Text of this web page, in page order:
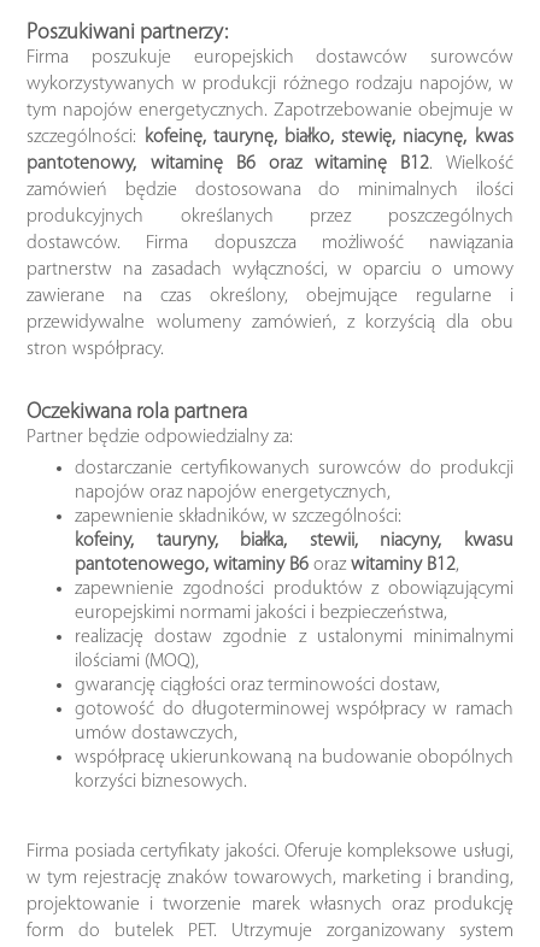
Poszukiwani partnerzy:
Firma poszukuje europejskich dostawców surowców
wykorzystywanych w produkcji różnego rodzaju napojów, w
tym napojów energetycznych. Zapotrzebowanie obejmuje w
szczególności: kofeinę, taurynę, białko, stewię, niacynę, kwas
pantotenowy, witaminę B6 oraz witaminę B12. Wielkość
zamówień będzie dostosowana do minimalnych ilości
produkcyjnych określanych przez poszczególnych
dostawców. Firma dopuszcza możliwość nawiązania
partnerstw na zasadach wyłączności, w oparciu o umowy
zawierane na czas określony, obejmujące regularne i
przewidywalne wolumeny zamówień, z korzyścią dla obu
stron współpracy.
Oczekiwana rola partnera
Partner będzie odpowiedzialny za:
dostarczanie certyfikowanych surowców do produkcji
napojów oraz napojów energetycznych,
zapewnienie składników, w szczególności:
kofeiny, tauryny, białka, stewii, niacyny, kwasu
pantotenowego, witaminy B6 orazwitaminy B12,
zapewnienie zgodności produktów z obowiązującymi
europejskimi normami jakości i bezpieczeństwa,
realizację dostaw zgodnie z ustalonymi minimalnymi
ilościami (MOQ),
gwarancję ciągłości oraz terminowości dostaw,
gotowość do długoterminowej współpracy w ramach
umów dostawczych,
współpracę ukierunkowaną na budowanie obopólnych
korzyści biznesowych.
Firma posiada certyfikaty jakości. Oferuje kompleksowe usługi,
w tym rejestrację znaków towarowych, marketing i branding,
projektowanie i tworzenie marek własnych oraz produkcję
form do butelek PET. Utrzymuje zorganizowany system